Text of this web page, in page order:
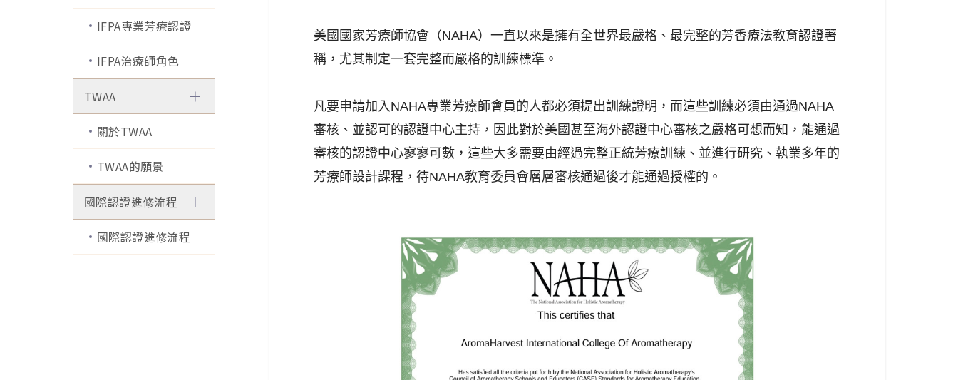
IFPA專業芳療認證
IFPA治療師角色
TWAA
關於TWAA
TWAA的願景
國際認證進修流程
國際認證進修流程
美國國家芳療師協會（NAHA）一直以來是擁有全世界最嚴格、最完整的芳香療法教育認證著
稱，尤其制定一套完整而嚴格的訓練標準。
凡要申請加入NAHA專業芳療師會員的人都必須提出訓練證明，而這些訓練必須由通過NAHA
審核、並認可的認證中心主持，因此對於美國甚至海外認證中心審核之嚴格可想而知，能通過
審核的認證中心寥寥可數，這些大多需要由經過完整正統芳療訓練、並進行研究、執業多年的
芳療師設計課程，待NAHA教育委員會層層審核通過後才能通過授權的。